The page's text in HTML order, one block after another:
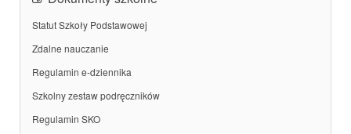
Statut Szkoły Podstawowej
Zdalne nauczanie
Regulamin e-dziennika
Szkolny zestaw podręczników
Regulamin SKO